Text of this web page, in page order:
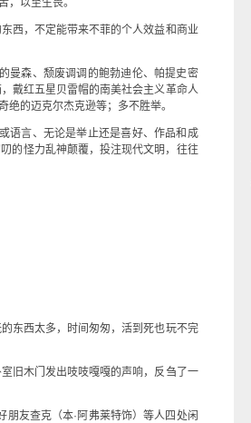
西，不定能带来不菲的个人效益和商业
曼森、颓废调调的鲍勃迪伦、帕提史密
戴红五星贝雷帽的南美社会主义革命人
的迈克尔杰克逊等；多不胜举。
语言、无论是举止还是喜好、作品和成
的怪力乱神颠覆，投注现代文明，往往
东西太多，时间匆匆，活到死也玩不完
旧木门发出吱吱嘎嘎的声响，反刍了一
友查克（本·阿弗莱特饰）等人四处闲